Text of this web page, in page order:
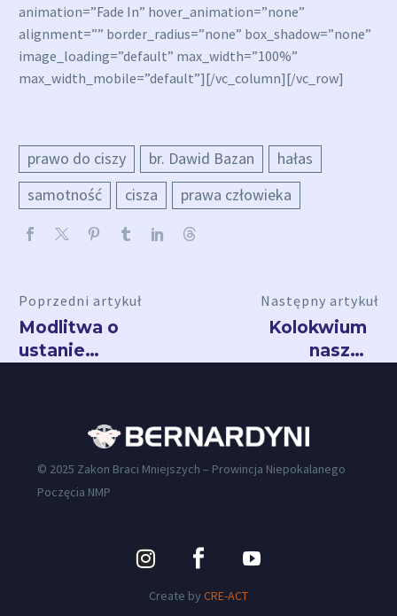
animation=”Fade In” hover_animation=”none”
alignment=”” border_radius=”none” box_shadow=”none”
image_loading=”default” max_width=”100%”
max_width_mobile=”default”][/vc_column][/vc_row]
prawo do ciszy br. Dawid Bazan
hałas
samotność
cisza prawa człowieka
Poprzedni artykuł
Modlitwa o
ustanie
Następny artykuł
Kolokwium
naszej
© 2025 Zakon Braci Mniejszych – Prowincja Niepokalanego
Poczęcia NMP
Create by CRE-ACT